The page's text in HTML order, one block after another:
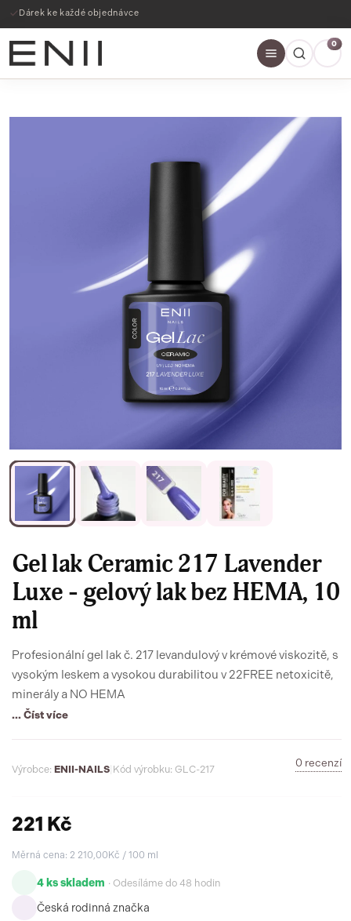
Dárek ke každé objednávce
0
Gel lak Ceramic 217 Lavender
Luxe - gelový lak bez HEMA, 10
ml
Profesionální gel lak č. 217 levandulový v krémové viskozitě, s
vysokým leskem a vysokou durabilitou v 22FREE netoxicitě,
... Číst více
Výrobce: ENII-NAILS Kód výrobku: GLC-217
0 recenzí
221 Kč
Měrná cena: 2 210,00Kč / 100 ml
4 ks skladem · Odesíláme do 48 hodin
Česká rodinná značka